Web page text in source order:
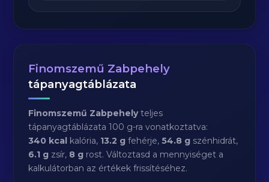
Finomszemű Zabpehely
tápanyagtáblázata
Finomszemű Zabpehelyteljes
tápanyagtáblázata 100 g-ra vonatkoztatva:
340 kcal kalória, 13.2 g fehérje,54.8 g szénhidrát,
6.1 g zsír, 8 g rost. Változtasd a mennyiséget a
kalkulátorban az értékek frissítéséhez.